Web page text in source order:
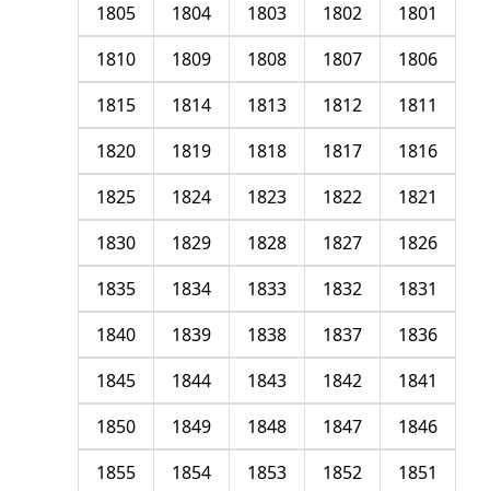
1801
1802
1803
1804
1805
1806
1807
1808
1809
1810
1811
1812
1813
1814
1815
1816
1817
1818
1819
1820
1821
1822
1823
1824
1825
1826
1827
1828
1829
1830
1831
1832
1833
1834
1835
1836
1837
1838
1839
1840
1841
1842
1843
1844
1845
1846
1847
1848
1849
1850
1851
1852
1853
1854
1855